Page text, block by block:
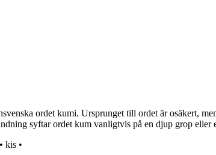
ordet kumi. Ursprunget till ordet är osäkert,
syftar ordet kum vanligtvis på en djup grop eller
• kis •